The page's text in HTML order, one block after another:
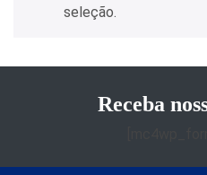
seleção.
Receba